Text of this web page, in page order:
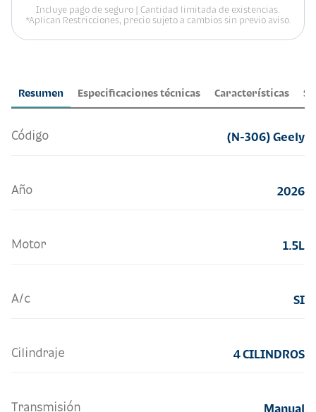
Resumen Especificaciones técnicas Características
Código (N-306) Geely
Año 2026
Motor 1.5L
A/c SI
Cilindraje 4 CILINDROS
Transmisión Manual
Incluye pago de seguro | Cantidad limitada de existencias.
*Aplican Restricciones, precio sujeto a cambios sin previo aviso.